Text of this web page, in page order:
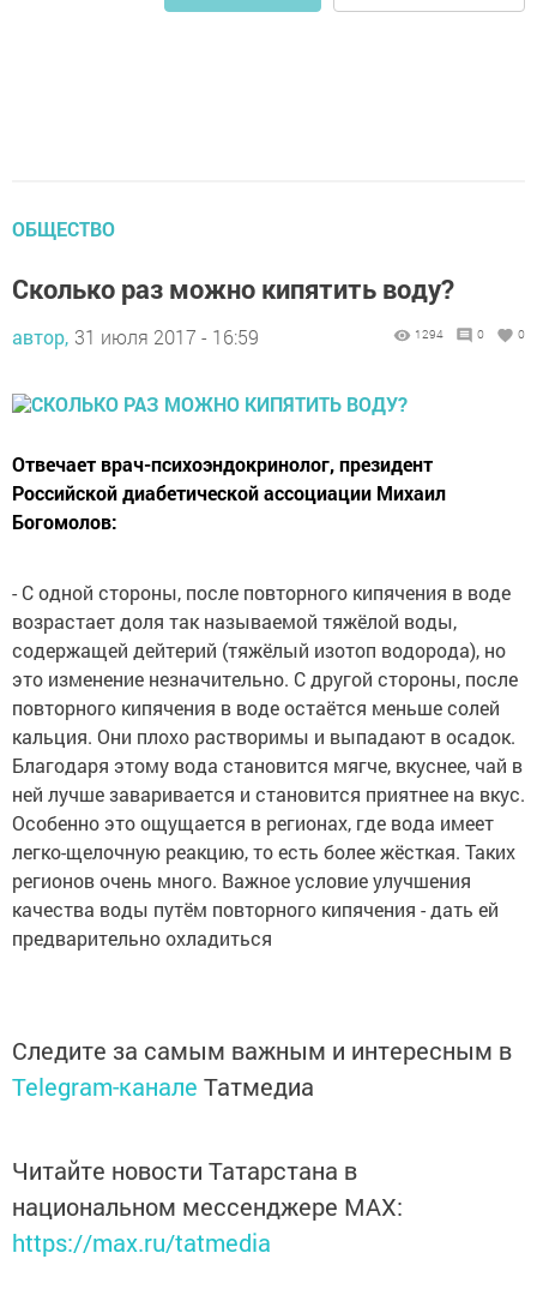
ОБЩЕСТВО
Сколько раз можно кипятить воду?
автор, 31 июля 2017 - 16:59 1294 0 0
Отвечает врач-психоэндокринолог, президент
Российской диабетической ассоциации Михаил
Богомолов:
- С одной стороны, после повторного кипячения в воде
возрастает доля так называемой тяжёлой воды,
содержащей дейтерий (тяжёлый изотоп водорода), но
это изменение незначительно. С другой стороны, после
повторного кипячения в воде остаётся меньше солей
кальция. Они плохо растворимы и выпадают в осадок.
Благодаря этому вода становится мягче, вкуснее, чай в
ней лучше заваривается и становится приятнее на вкус.
Особенно это ощущается в регионах, где вода имеет
легко-щелочную реакцию, то есть более жёсткая. Таких
регионов очень много. Важное условие улучшения
качества воды путём повторного кипячения - дать ей
предварительно охладиться
Следите за самым важным и интересным в
Telegram-канале Татмедиа
Читайте новости Татарстана в
национальном мессенджере MАХ:
https://max.ru/tatmedia